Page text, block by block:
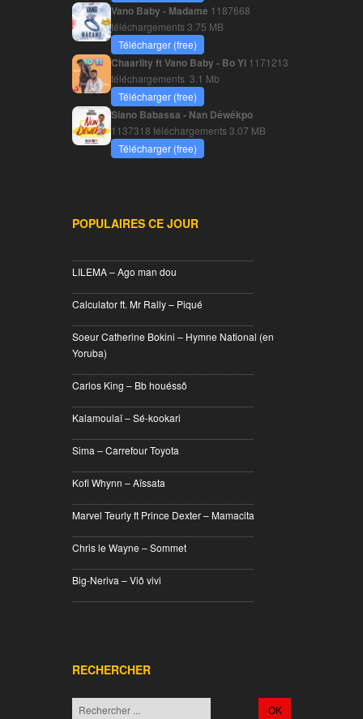
Vano Baby - Madame 1187668
téléchargements3.75 MB
Télécharger (free)
Chaarlity ft Vano Baby - Bo Yi 1171213
téléchargements 3.1 Mb
Télécharger (free)
Siano Babassa - Nan Déwékpo
1137318 téléchargements3.07 MB
Télécharger (free)
POPULAIRES CE JOUR
LILEMA – Ago man dou
Calculator ft. Mr Rally – Piqué
Soeur Catherine Bokini – Hymne National (en
Yoruba)
Carlos King – Bb houéssô
Kalamoulaï – Sé-kookari
Sima – Carrefour Toyota
Kofi Whynn – Aïssata
Marvel Teurly ft Prince Dexter – Mamacita
Chris le Wayne – Sommet
Big-Neriva – Viô vivi
RECHERCHER